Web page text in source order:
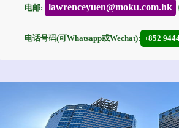
电邮: lawrenceyuen@moku.com.hk
电话号码(可Whatsapp或Wechat): +852